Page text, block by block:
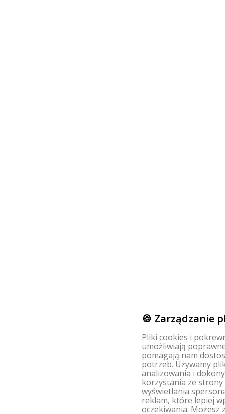
🍪 Zarządzanie
Pliki cookies i
umożliwiają
pomagają nam
potrzeb. Używamy
analizowania i
korzystania ze
wyświetlania
reklam, które lepiej
oczekiwania. Możesz